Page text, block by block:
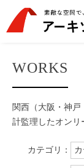
WORKS
関西（大阪・神
計監理した オンリ
カテゴリ：